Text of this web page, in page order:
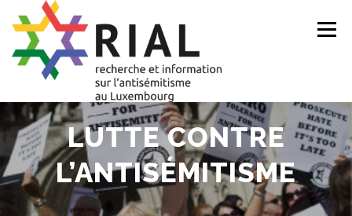
content
Menu
ACCUEIL QUI SOMMES-NOUS?
DOCUMENTS DE RÉFÉRENCE NEWS
LUTTE CONTRE
L’ANTISÉMITISME